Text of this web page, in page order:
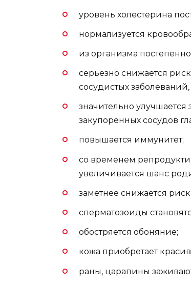
уровень холестерина
нормализуется
из организма
серьезно снижается
сосудистых
значительно
закупоренных сосудов
повышается иммунитет;
со временем
увеличивается шанс
заметнее снижается
сперматозоиды
обостряется обоняние;
кожа приобретает
раны, царапины